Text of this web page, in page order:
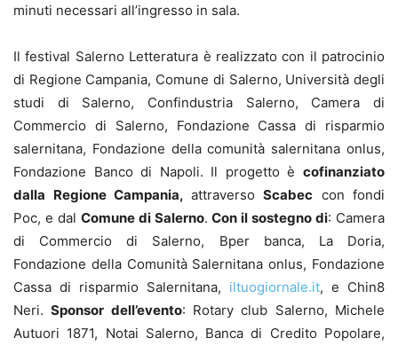
minuti necessari all’ingresso in sala.
Il festival Salerno Letteratura è realizzato con il patrocinio
di Regione Campania, Comune di Salerno, Università degli
studi di Salerno, Confindustria Salerno, Camera di
Commercio di Salerno, Fondazione Cassa di risparmio
salernitana, Fondazione della comunità salernitana onlus,
Fondazione Banco di Napoli. Il progetto è cofinanziato
dalla Regione Campania, attraverso Scabec con fondi
Poc, e dal Comune di Salerno.Con il sostegno di: Camera
di Commercio di Salerno, Bper banca, La Doria,
Fondazione della Comunità Salernitana onlus, Fondazione
Cassa di risparmio Salernitana, iltuogiornale.it, e Chin8
Neri.Sponsor dell’evento: Rotary club Salerno, Michele
Autuori 1871, Notai Salerno, Banca di Credito Popolare,